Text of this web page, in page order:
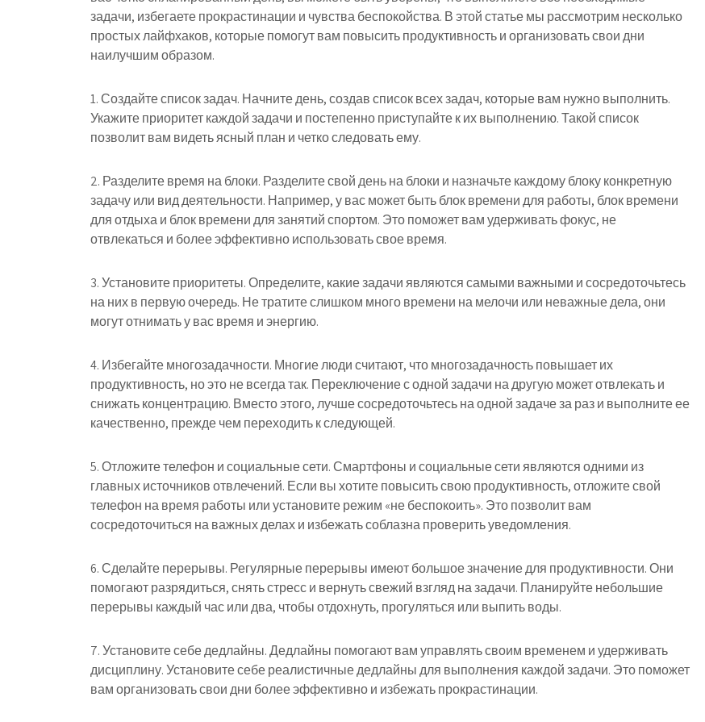
задачи, избегаете прокрастинации и чувства беспокойства. В этой статье мы рассмотрим несколько
простых лайфхаков, которые помогут вам повысить продуктивность и организовать свои дни
наилучшим образом.
1. Создайте список задач. Начните день, создав список всех задач, которые вам нужно выполнить.
Укажите приоритет каждой задачи и постепенно приступайте к их выполнению. Такой список
позволит вам видеть ясный план и четко следовать ему.
2. Разделите время на блоки. Разделите свой день на блоки и назначьте каждому блоку конкретную
задачу или вид деятельности. Например, у вас может быть блок времени для работы, блок времени
для отдыха и блок времени для занятий спортом. Это поможет вам удерживать фокус, не
отвлекаться и более эффективно использовать свое время.
3. Установите приоритеты. Определите, какие задачи являются самыми важными и сосредоточьтесь
на них в первую очередь. Не тратите слишком много времени на мелочи или неважные дела, они
могут отнимать у вас время и энергию.
4. Избегайте многозадачности. Многие люди считают, что многозадачность повышает их
продуктивность, но это не всегда так. Переключение с одной задачи на другую может отвлекать и
снижать концентрацию. Вместо этого, лучше сосредоточьтесь на одной задаче за раз и выполните ее
качественно, прежде чем переходить к следующей.
5. Отложите телефон и социальные сети. Смартфоны и социальные сети являются одними из
главных источников отвлечений. Если вы хотите повысить свою продуктивность, отложите свой
телефон на время работы или установите режим «не беспокоить». Это позволит вам
сосредоточиться на важных делах и избежать соблазна проверить уведомления.
6. Сделайте перерывы. Регулярные перерывы имеют большое значение для продуктивности. Они
помогают разрядиться, снять стресс и вернуть свежий взгляд на задачи. Планируйте небольшие
перерывы каждый час или два, чтобы отдохнуть, прогуляться или выпить воды.
7. Установите себе дедлайны. Дедлайны помогают вам управлять своим временем и удерживать
дисциплину. Установите себе реалистичные дедлайны для выполнения каждой задачи. Это поможет
вам организовать свои дни более эффективно и избежать прокрастинации.